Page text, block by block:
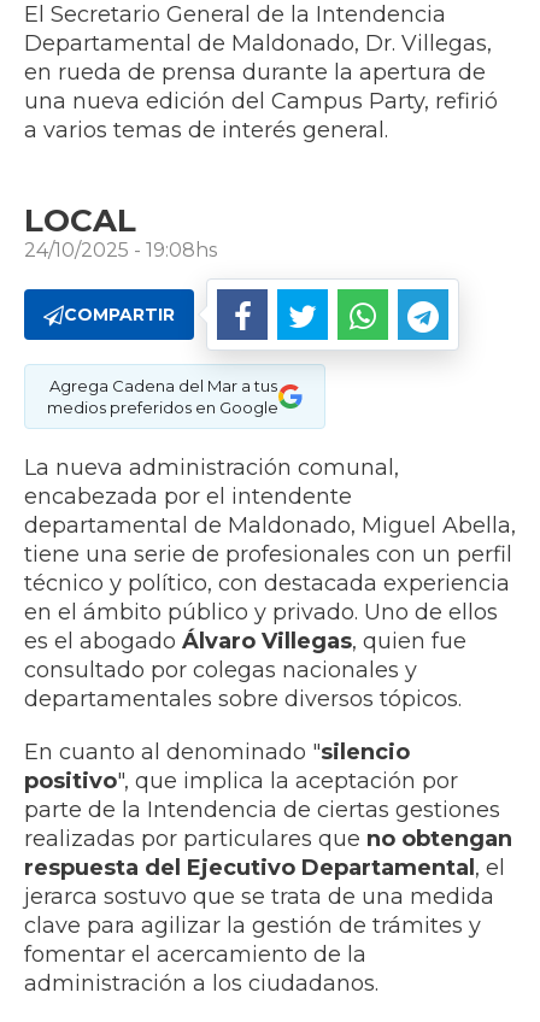
El Secretario General de la Intendencia
Departamental de Maldonado, Dr. Villegas,
en rueda de prensa durante la apertura de
una nueva edición del Campus Party, refirió
a varios temas de interés general.
LOCAL
24/10/2025 - 19:08hs
COMPARTIR
Agrega Cadena del Mar a tus
medios preferidos en Google
La nueva administración comunal,
encabezada por el intendente
departamental de Maldonado, Miguel Abella,
tiene una serie de profesionales con un perfil
técnico y político, con destacada experiencia
en el ámbito público y privado. Uno de ellos
es el abogado Álvaro Villegas, quien fue
consultado por colegas nacionales y
departamentales sobre diversos tópicos.
​En cuanto al denominado "silencio
positivo", que implica la aceptación por
parte de la Intendencia de ciertas gestiones
realizadas por particulares que no obtengan
respuesta del Ejecutivo Departamental, el
jerarca sostuvo que se trata de una medida
clave para agilizar la gestión de trámites y
fomentar el acercamiento de la
administración a los ciudadanos.​